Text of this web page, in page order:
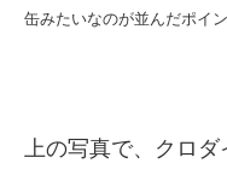
缶みたいなのが並んだポイン
上の写真で、クロダ